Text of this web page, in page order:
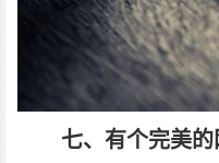
七、有个完美